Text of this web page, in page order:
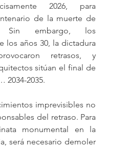
2026, para
de la muerte de
Sin embargo, los
los años 30, la dictadura
retrasos, y
sitúan el final de
2034-2035.
imprevisibles no
del retraso. Para
monumental en la
será necesario demoler